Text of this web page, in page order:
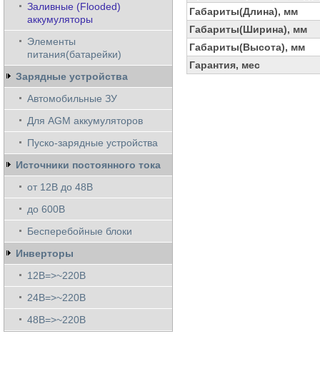
Габариты(Длина), мм
Габариты(Ширина), мм
Габариты(Высота), мм
Гарантия, мес
Заливные (Flooded)
аккумуляторы
Элементы
питания(батарейки)
Зарядные устройства
Автомобильные ЗУ
Для AGM аккумуляторов
Пуско-зарядные устройства
Источники постоянного тока
от 12В до 48В
до 600В
Бесперебойные блоки
Инверторы
12В=>~220В
24В=>~220В
48В=>~220В